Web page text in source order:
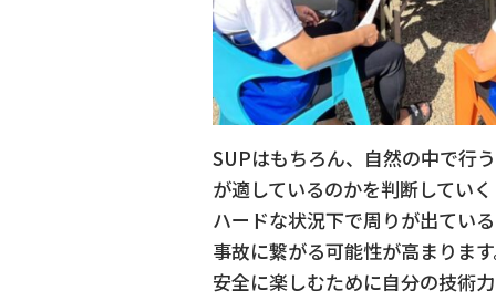
SUPはもちろん、自然の中で行
が適しているのかを判断してい
ハードな状況下で周りが出てい
事故に繋がる可能性が高まりま
安全に楽しむために自分の技術